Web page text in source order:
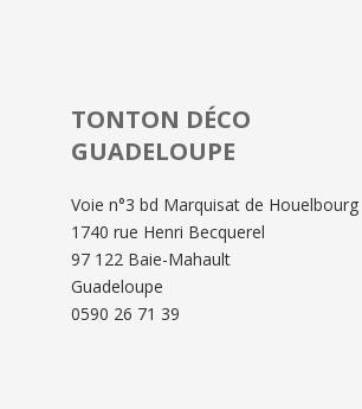
TONTON DÉCO
GUADELOUPE
Voie n°3 bd Marquisat de Houelbourg
1740 rue Henri Becquerel
97 122 Baie-Mahault
Guadeloupe
0590 26 71 39